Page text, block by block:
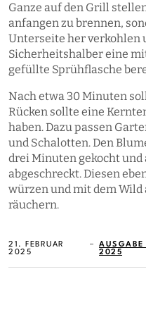
Ganze auf den Grill
anfangen zu brennen,
Unterseite her verkohlen
Sicherheitshalber eine
gefüllte Sprühflasche
Nach etwa 30 Minuten
Rücken sollte eine
haben. Dazu passen
und Schalotten. Den
drei Minuten gekocht
abgeschreckt. Diesen
würzen und mit dem Wild
räuchern.
21. FEBRUAR
2025
AUSGABE
2025